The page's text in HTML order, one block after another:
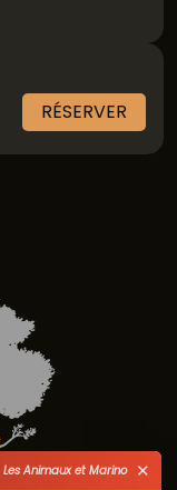
RÉSERVER
Les Animaux et Marino ✕